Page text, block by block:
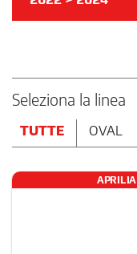
Seleziona la linea
TUTTE OVAL